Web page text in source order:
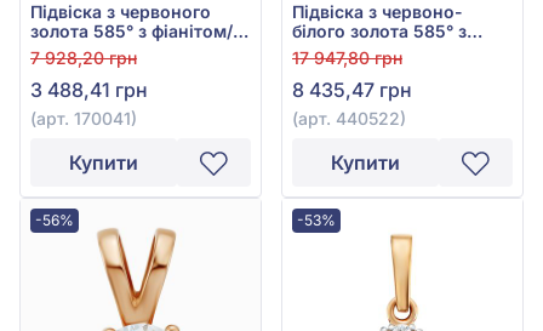
Підвіска з червоного
золота 585° з фіанітом/
куб.цирконієм, арт.
170041
7 928,20 грн
3 488,41 грн
(арт. 170041)
Купити
Підвіска з червоно-
білого золота 585° з
фіанітом/куб.цирконієм,
арт. 440522
17 947,80 грн
8 435,47 грн
(арт. 440522)
Купити
-56% -53%